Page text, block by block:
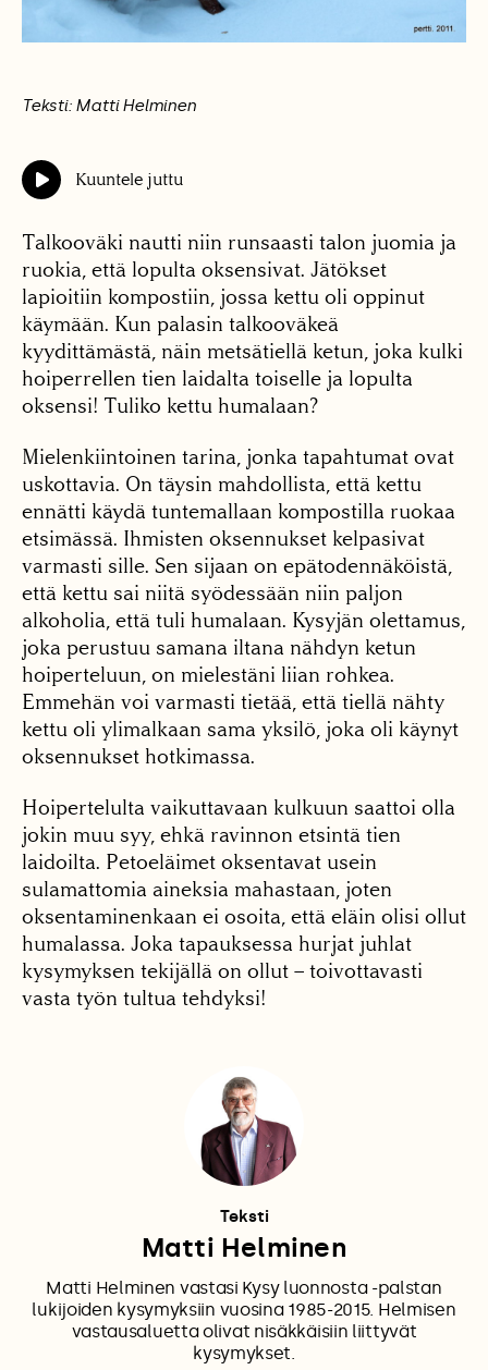
Teksti: Matti Helminen
Kuuntele juttu
Talkooväki nautti niin runsaasti talon juomia ja
ruokia, että lopulta oksensivat. Jätökset
lapioitiin kompostiin, jossa kettu oli oppinut
käymään. Kun palasin talkooväkeä
kyydittämästä, näin metsätiellä ketun, joka kulki
hoiperrellen tien laidalta toiselle ja lopulta
oksensi! Tuliko kettu humalaan?
Mielenkiintoinen tarina, jonka tapahtumat ovat
uskottavia. On täysin mahdollista, että kettu
ennätti käydä tuntemallaan kompostilla ruokaa
etsimässä. Ihmisten oksennukset kelpasivat
varmasti sille. Sen sijaan on epätodennäköistä,
että kettu sai niitä syödessään niin paljon
alkoholia, että tuli humalaan. Kysyjän olettamus,
joka perustuu samana iltana nähdyn ketun
hoiperteluun, on mielestäni liian rohkea.
Emmehän voi varmasti tietää, että tiellä nähty
kettu oli ylimalkaan sama yksilö, joka oli käynyt
oksennukset hotkimassa.
Hoipertelulta vaikuttavaan kulkuun saattoi olla
jokin muu syy, ehkä ravinnon etsintä tien
laidoilta. Petoeläimet oksentavat usein
sulamattomia aineksia mahastaan, joten
oksentaminenkaan ei osoita, että eläin olisi ollut
humalassa. Joka tapauksessa hurjat juhlat
kysymyksen tekijällä on ollut – toivottavasti
vasta työn tultua tehdyksi!
Teksti
Matti Helminen
Matti Helminen vastasi Kysy luonnosta -palstan
lukijoiden kysymyksiin vuosina 1985-2015. Helmisen
vastausaluetta olivat nisäkkäisiin liittyvät
kysymykset.